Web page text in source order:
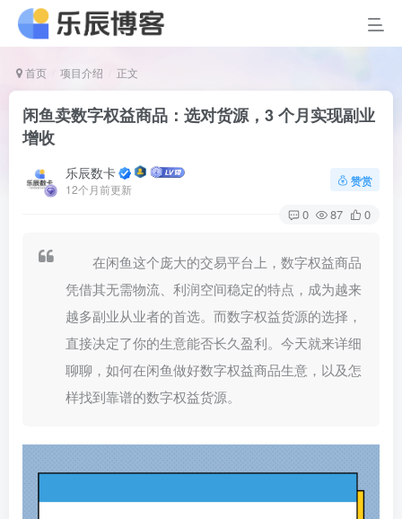
首页 项目介绍 正文
闲鱼卖数字权益商品：选对货源，3 个月实现副业
增收
乐辰数卡
12个月前更新
赞赏
0 87 0
在闲鱼这个庞大的交易平台上，数字权益商品
凭借其无需物流、利润空间稳定的特点，成为越来
越多副业从业者的首选。而数字权益货源的选择，
直接决定了你的生意能否长久盈利。今天就来详细
聊聊，如何在闲鱼做好数字权益商品生意，以及怎
样找到靠谱的数字权益货源。